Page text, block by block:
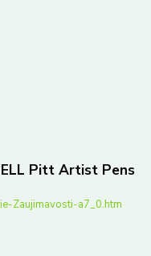
Pitt Artist Pens
Zaujimavosti-a7_0.htm